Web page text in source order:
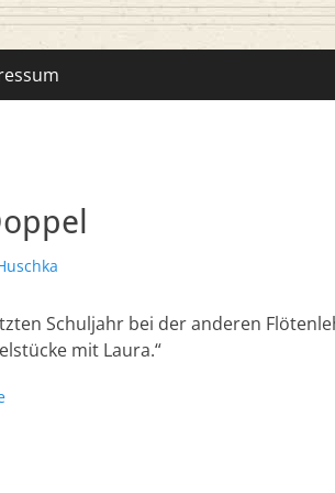
Schuljahr bei der anderen
mit Laura.“